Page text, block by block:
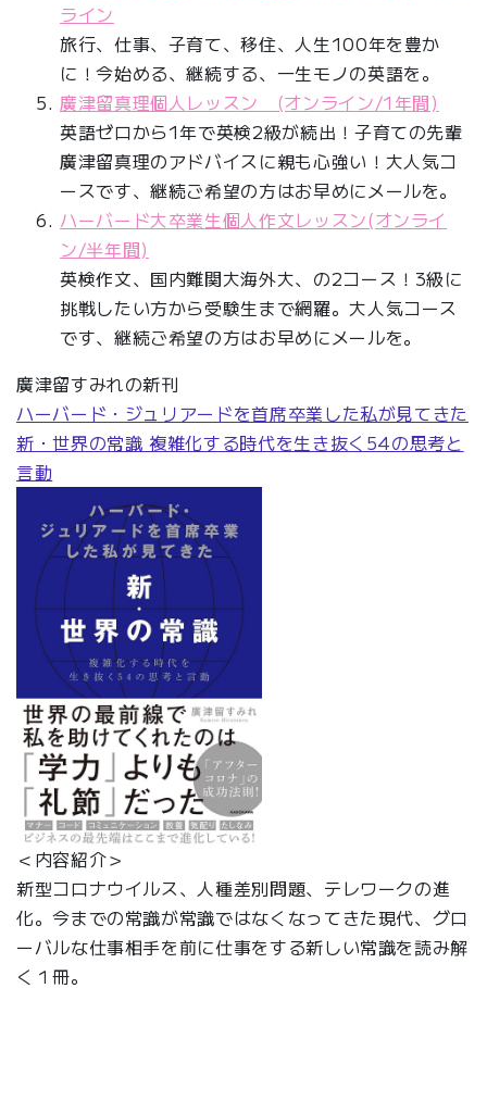
ライン
旅行、仕事、子育て、移住、人生100年を豊か
に！今始める、継続する、一生モノの英語を。
廣津留真理個人レッスン (オンライン/1年間)
英語ゼロから1年で英検2級が続出！子育ての先輩
廣津留真理のアドバイスに親も心強い！大人気コ
ースです、継続ご希望の方はお早めにメールを。
ハーバード大卒業生個人作文レッスン(オンライ
ン/半年間)
英検作文、国内難関大海外大、の2コース！3級に
挑戦したい方から受験生まで網羅。大人気コース
です、継続ご希望の方はお早めにメールを。
廣津留すみれの新刊
ハーバード・ジュリアードを首席卒業した私が見てきた
新・世界の常識 複雑化する時代を生き抜く54の思考と
言動
＜内容紹介＞
新型コロナウイルス、人種差別問題、テレワークの進
化。今までの常識が常識ではなくなってきた現代、グロ
ーバルな仕事相手を前に仕事をする新しい常識を読み解
く１冊。